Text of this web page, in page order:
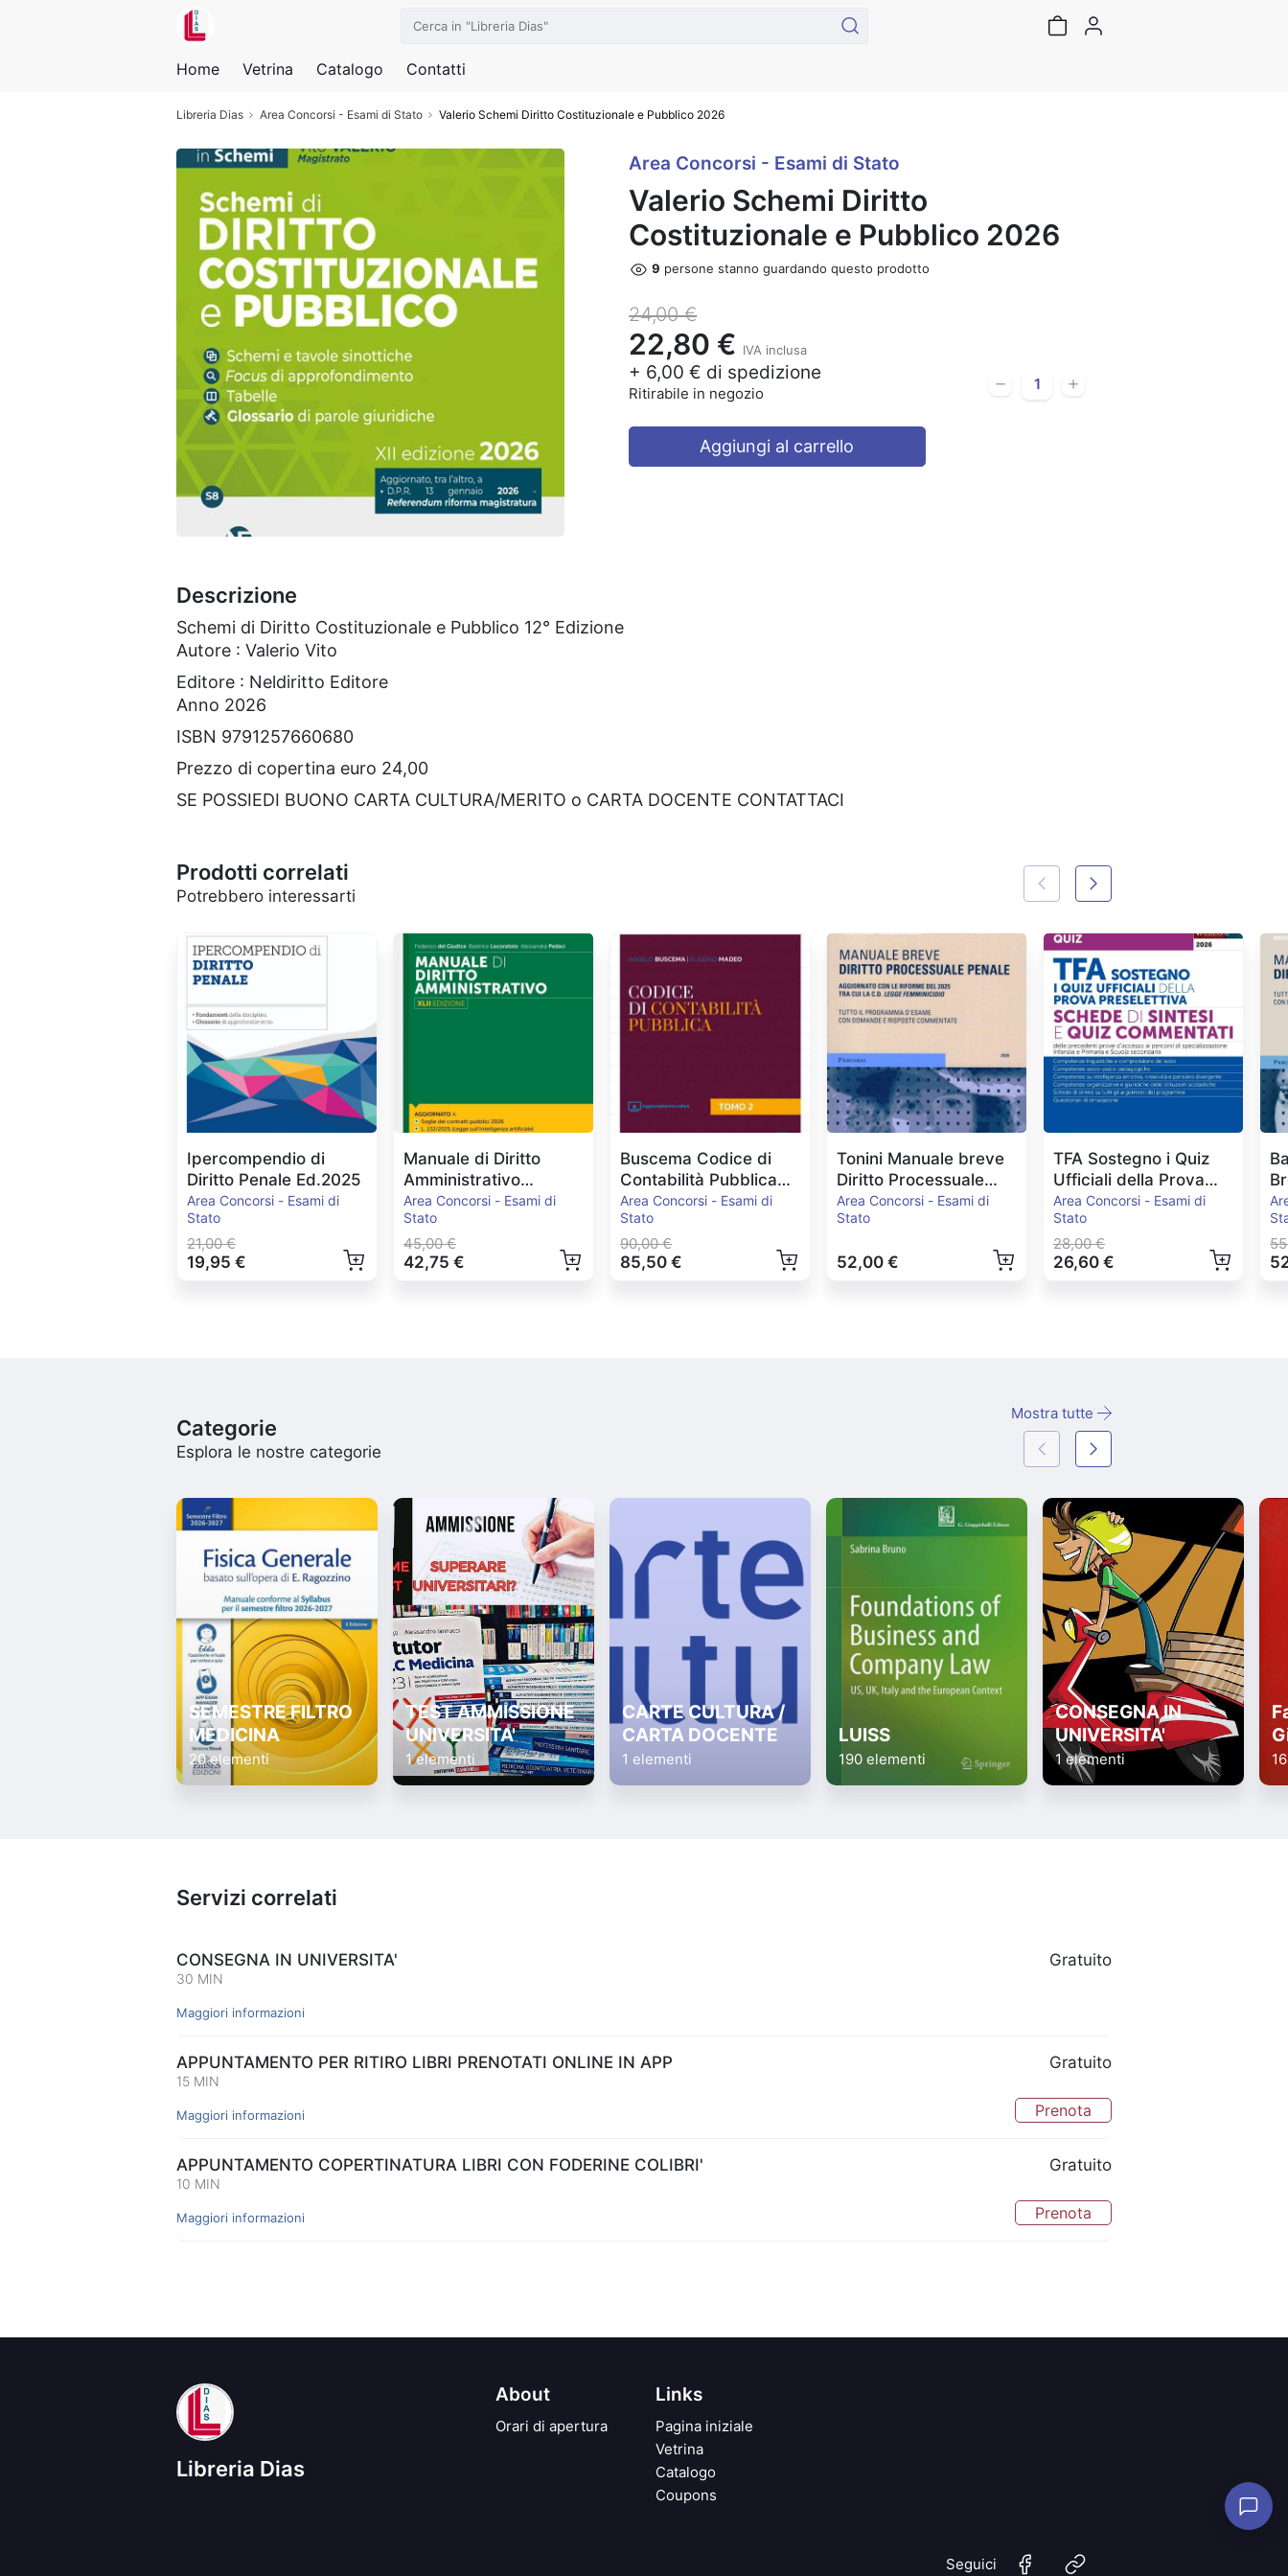
Home Vetrina Catalogo Contatti
Libreria Dias Area Concorsi - Esami di Stato Valerio Schemi Diritto Costituzionale e Pubblico 2026
Area Concorsi - Esami di Stato
Valerio Schemi Diritto
Costituzionale e Pubblico 2026
9 persone stanno guardando questo prodotto
24,00 €
22,80 € IVA inclusa
+ 6,00 € di spedizione
Ritirabile in negozio
Aggiungi al carrello
Descrizione
Schemi di Diritto Costituzionale e Pubblico 12° Edizione
Autore : Valerio Vito
Editore : Neldiritto Editore
Anno 2026
ISBN 9791257660680
Prezzo di copertina euro 24,00
SE POSSIEDI BUONO CARTA CULTURA/MERITO o CARTA DOCENTE CONTATTACI
Prodotti correlati
Potrebbero interessarti
Ipercompendio di
Diritto Penale Ed.2025
Area Concorsi - Esami di
Stato
21,00 €
19,95 €
Manuale di Diritto
Amministrativo
Ed.2026
Area Concorsi - Esami di
Stato
45,00 €
42,75 €
Buscema Codice di
Contabilità Pubblica
2024
Area Concorsi - Esami di
Stato
90,00 €
85,50 €
Tonini Manuale breve
Diritto Processuale
Penale Ed.2026
Area Concorsi - Esami di
Stato
52,00 €
TFA Sostegno i Quiz
Ufficiali della Prova
Preselettiva
Area Concorsi - Esami di
Stato
28,00 €
26,60 €
Categorie
Esplora le nostre categorie
Mostra tutte
SEMESTRE FILTRO
MEDICINA
20 elementi
TEST AMMISSIONE
UNIVERSITA'
1 elementi
CARTE CULTURA /
CARTA DOCENTE
1 elementi
LUISS
190 elementi
CONSEGNA IN
UNIVERSITA'
1 elementi
Servizi correlati
CONSEGNA IN UNIVERSITA'
30 MIN
Gratuito
Maggiori informazioni
APPUNTAMENTO PER RITIRO LIBRI PRENOTATI ONLINE IN APP
15 MIN
Gratuito
Maggiori informazioni Prenota
APPUNTAMENTO COPERTINATURA LIBRI CON FODERINE COLIBRI'
10 MIN
Gratuito
Maggiori informazioni Prenota
Libreria Dias
About
Orari di apertura
Links
Pagina iniziale
Vetrina
Catalogo
Coupons
Seguici